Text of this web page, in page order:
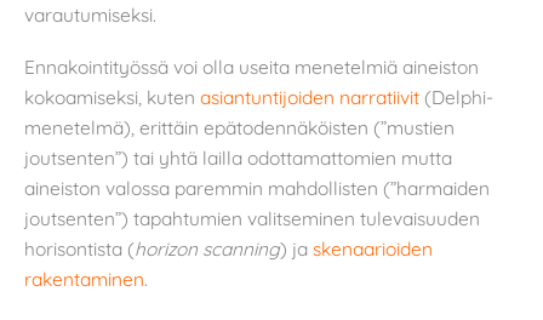
varautumiseksi.
Ennakointityössä voi olla useita menetelmiä aineiston
kokoamiseksi, kuten asiantuntijoiden narratiivit (Delphi-
menetelmä), erittäin epätodennäköisten (”mustien
joutsenten”) tai yhtä lailla odottamattomien mutta
aineiston valossa paremmin mahdollisten (”harmaiden
joutsenten”) tapahtumien valitseminen tulevaisuuden
horisontista (horizon scanning) ja skenaarioiden
rakentaminen.